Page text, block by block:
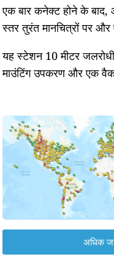
एक बार कनेक्ट होने के
स्तर तुरंत मानचित्रों पर
यह स्टेशन 10 मीटर
माउंटिंग उपकरण और एक
अधिक